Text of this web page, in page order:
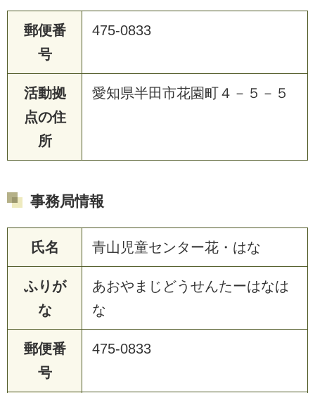
郵便番
号
475-0833
活動拠
点の住
所
愛知県半田市花園町４－５－５
事務局情報
氏名 青山児童センター花・はな
ふりが
な
あおやまじどうせんたーはなは
な
郵便番
号
475-0833